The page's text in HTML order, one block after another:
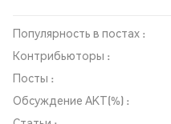
Популярность в постах :
Контрибьюторы :
Посты :
Обсуждение AKT(%) :